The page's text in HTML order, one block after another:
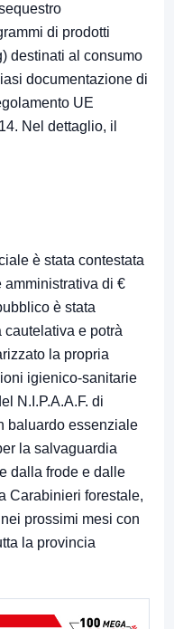
di prodotti
destinati al consumo
documentazione di
UE
Nel dettaglio, il
è stata contestata
amministrativa di €
è stata
cautelativa e potrà
la propria
igienico-sanitarie
N.I.P.A.A.F. di
baluardo essenziale
la salvaguardia
dalla frode e dalle
Carabinieri forestale,
prossimi mesi con
la provincia